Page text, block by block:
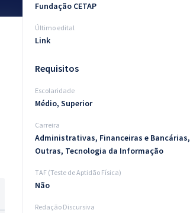
Fundação CETAP
Último edital
Link
Requisitos
Escolaridade
Médio, Superior
Carreira
Administrativas, Financeiras e Bancárias,
Outras, Tecnologia da Informação
TAF (Teste de Aptidão Física)
Não
Redação Discursiva